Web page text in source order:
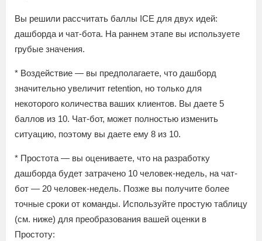
Вы решили рассчитать баллы ICE для двух идей:
дашборда и чат-бота. На раннем этапе вы используете
грубые значения.
* Воздействие — вы предполагаете, что дашборд
значительно увеличит retention, но только для
некоторого количества ваших клиентов. Вы даете 5
баллов из 10. Чат-бот, может полностью изменить
ситуацию, поэтому вы даете ему 8 из 10.
* Простота — вы оцениваете, что на разработку
дашборда будет затрачено 10 человек-недель, на чат-
бот — 20 человек-недель. Позже вы получите более
точные сроки от команды. Используйте простую таблицу
(см. ниже) для преобразования вашей оценки в
Простоту: